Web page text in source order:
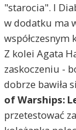
"starocia". I
w dodatku ma
współczesnym
Z kolei Agata
zaskoczeniu -
dobrze bawiła
of Warships:
przetestować